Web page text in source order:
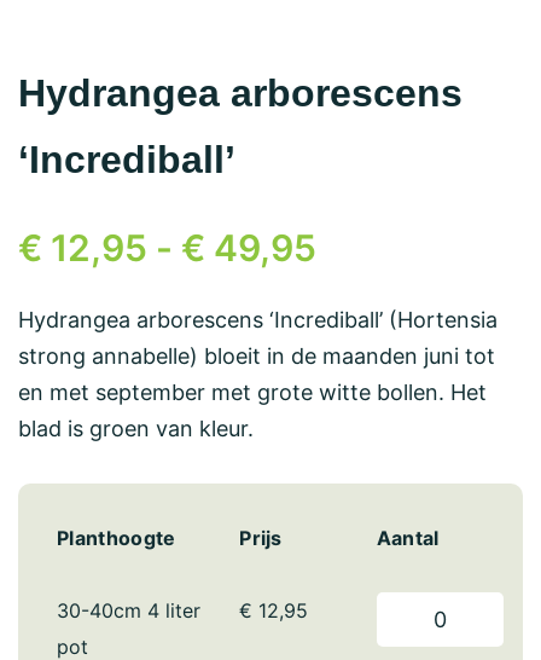
Hydrangea arborescens
‘Incrediball’
€ 12,95 - € 49,95
Hydrangea arborescens ‘Incrediball’ (Hortensia
strong annabelle) bloeit in de maanden juni tot
en met september met grote witte bollen. Het
blad is groen van kleur.
Planthoogte Prijs Aantal
30-40cm 4 liter
pot
€ 12,95